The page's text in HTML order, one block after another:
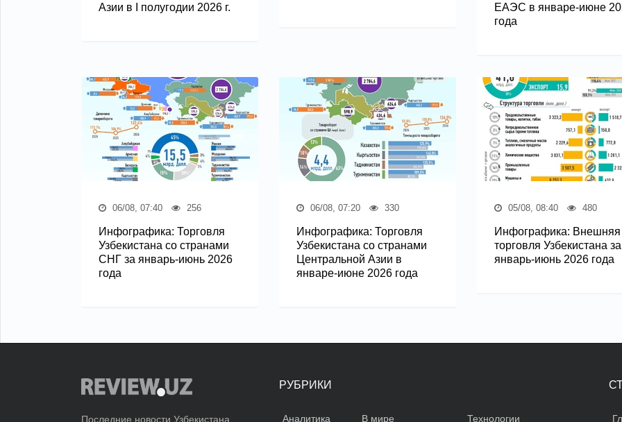
Азии в I полугодии 2026 г.
ЕАЭС в январе-июне
года
06/08, 07:40 256
Инфографика: Торговля
Узбекистана со странами
СНГ за январь-июнь 2026
года
06/08, 07:20 330
Инфографика: Торговля
Узбекистана со странами
Центральной Азии в
январе-июне 2026 года
05/08, 08:40 480
Инфографика: Внешняя
торговля Узбекистана за
январь-июнь 2026 года
Последние новости Узбекистана.
РУБРИКИ
Аналитика В мире Технологии